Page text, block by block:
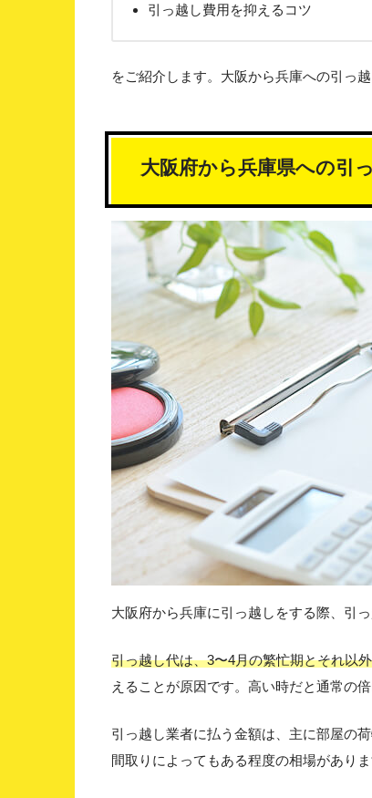
引っ越し費用を抑えるコツ
をご紹介します。大阪から兵庫への引っ
大阪府から兵庫県への引
大阪府から兵庫に引っ越しをする際、引
引っ越し代は、3〜4月の繁忙期とそれ以
えることが原因です。高い時だと通常の
引っ越し業者に払う金額は、主に部屋の
間取りによってもある程度の相場がありま